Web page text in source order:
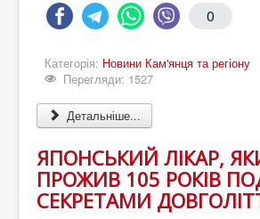
0
Категорія: Новини Кам'янця та регіону
Перегляди: 1527
Детальніше...
ЯПОНСЬКИЙ ЛІКАР,
ПРОЖИВ 105 РОКІВ
СЕКРЕТАМИ